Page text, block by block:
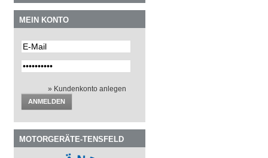
MEIN KONTO
» Kundenkonto anlegen
ANMELDEN
MOTORGERÄTE-TENSFELD